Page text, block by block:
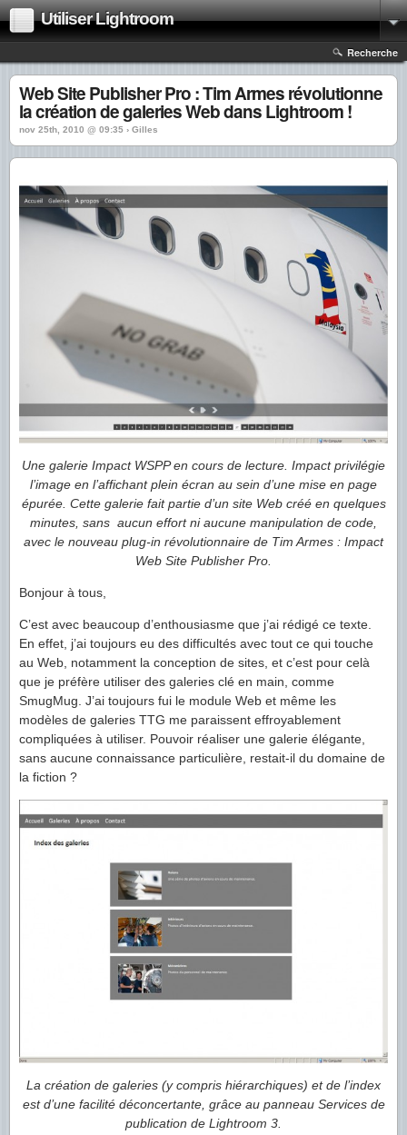
Utiliser Lightroom
Recherche
Web Site Publisher Pro : Tim Armes révolutionne
la création de galeries Web dans Lightroom !
nov 25th, 2010 @ 09:35 › Gilles
Une galerie Impact WSPP en cours de lecture. Impact privilégie
l’image en l’affichant plein écran au sein d’une mise en page
épurée. Cette galerie fait partie d’un site Web créé en quelques
minutes, sans aucun effort ni aucune manipulation de code,
avec le nouveau plug-in révolutionnaire de Tim Armes : Impact
Web Site Publisher Pro.
Bonjour à tous,
C’est avec beaucoup d’enthousiasme que j’ai rédigé ce texte.
En effet, j’ai toujours eu des difficultés avec tout ce qui touche
au Web, notamment la conception de sites, et c’est pour celà
que je préfère utiliser des galeries clé en main, comme
SmugMug. J’ai toujours fui le module Web et même les
modèles de galeries TTG me paraissent effroyablement
compliquées à utiliser. Pouvoir réaliser une galerie élégante,
sans aucune connaissance particulière, restait-il du domaine de
la fiction ?
La création de galeries (y compris hiérarchiques) et de l’index
est d’une facilité déconcertante, grâce au panneau Services de
publication de Lightroom 3.